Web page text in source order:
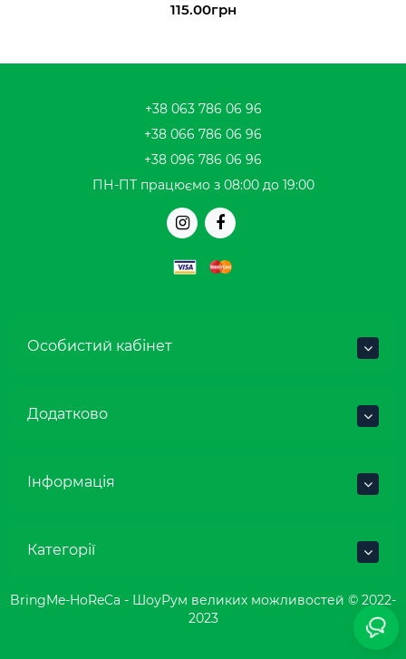
115.00грн
+38 063 786 06 96
+38 066 786 06 96
+38 096 786 06 96
ПН-ПТ працюємо з 08:00 до 19:00
Особистий кабінет
Додатково
Інформація
Категорії
BringMe-HoReCa - ШоуРум великих можливостей © 2022-
2023